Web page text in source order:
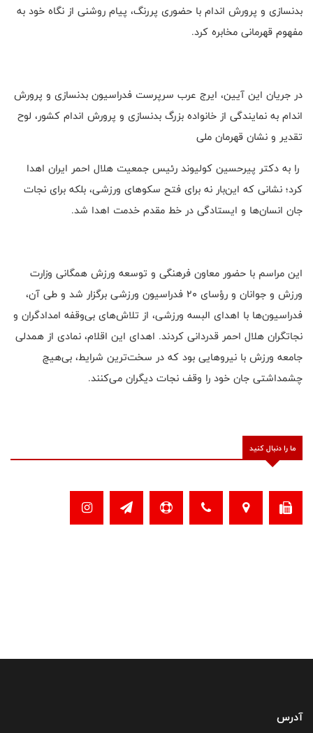
بدنسازی و پرورش اندام با حضوری پررنگ، پیام روشنی از نگاه خود به
مفهوم قهرمانی مخابره کرد.
در جریان این آیین، ایرج عرب سرپرست فدراسیون بدنسازی و پرورش
اندام به نمایندگی از خانواده بزرگ بدنسازی و پرورش اندام کشور، لوح
تقدیر و نشان قهرمان ملی
را به دکتر پیرحسین کولیوند رئیس جمعیت هلال احمر ایران اهدا
کرد؛ نشانی که این‌بار نه برای فتح سکوهای ورزشی، بلکه برای نجات
جان انسان‌ها و ایستادگی در خط مقدم خدمت اهدا شد.
این مراسم با حضور معاون فرهنگی و توسعه ورزش همگانی وزارت
ورزش و جوانان و رؤسای ۲۰ فدراسیون ورزشی برگزار شد و طی آن،
فدراسیون‌ها با اهدای البسه ورزشی، از تلاش‌های بی‌وقفه امدادگران و
نجاتگران هلال احمر قدردانی کردند. اهدای این اقلام، نمادی از همدلی
جامعه ورزش با نیروهایی بود که در سخت‌ترین شرایط، بی‌هیچ
چشمداشتی جان خود را وقف نجات دیگران می‌کنند.
ما را دنبال کنید
آدرس